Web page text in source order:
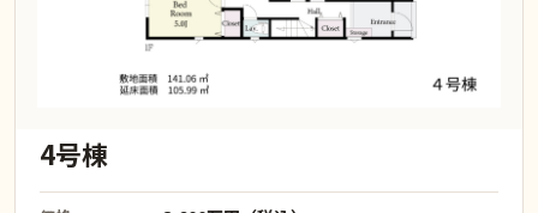
4号棟